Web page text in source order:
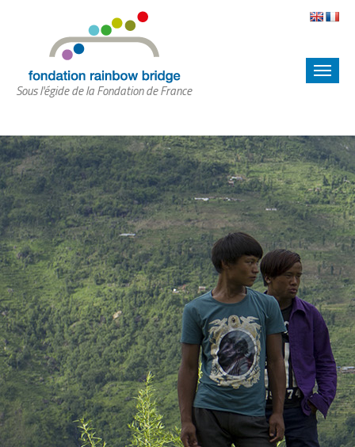
Sous l'égide de la Fondation de France